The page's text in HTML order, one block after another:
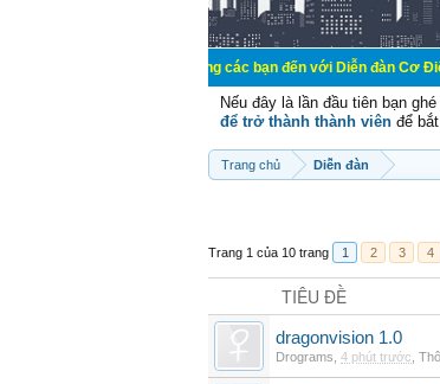
Chào mừng các bạn đến với Diễn đàn Cơ Điện - Diễn
Nếu đây là lần đầu tiên bạn
để trở thành thành viên để
Trang chủ Diễn đàn
Trang 1 của 10 trang 1 2 3 4
TIÊU ĐỀ
dragonvision 1.0
Drograms 4 phút trước